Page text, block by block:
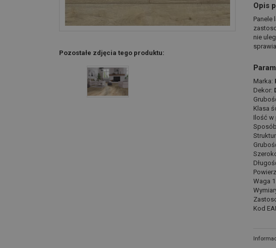
Pozostałe zdjęcia tego produktu:
Opis
Panele
nie
Marka:
Dekor:
Klasa
Ilość w
Waga
Kod